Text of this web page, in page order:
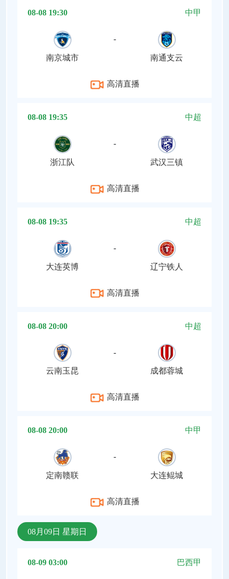
08-08 19:30 中甲
南京城市
-
南通支云
高清直播
08-08 19:35 中超
浙江队
-
武汉三镇
高清直播
08-08 19:35 中超
大连英博
-
辽宁铁人
高清直播
08-08 20:00 中超
云南玉昆
-
成都蓉城
高清直播
08-08 20:00 中甲
定南赣联
-
大连鲲城
高清直播
08月09日 星期日
08-09 03:00 巴西甲